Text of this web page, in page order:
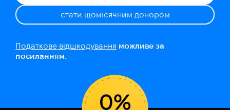
стати щомісячним донором
Податкове відшкодування можливе за
посиланням.